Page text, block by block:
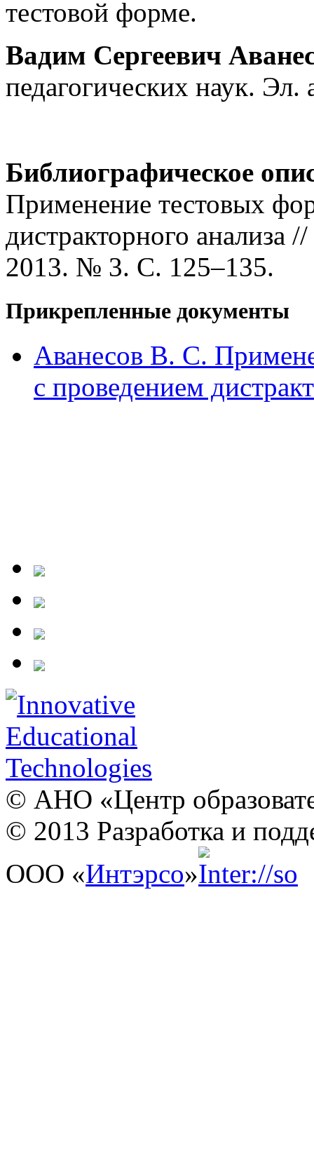
тестовой форме.
Вадим Сергеевич
педагогических наук. Эл.
Библиографическое
Применение тестовых
дистракторного анализа
2013. № 3. С. 125–135.
Прикрепленные документы
Аванесов В. С.
с проведением
© АНО «Центр
© 2013 Разработка и
ООО «Интэрсо»